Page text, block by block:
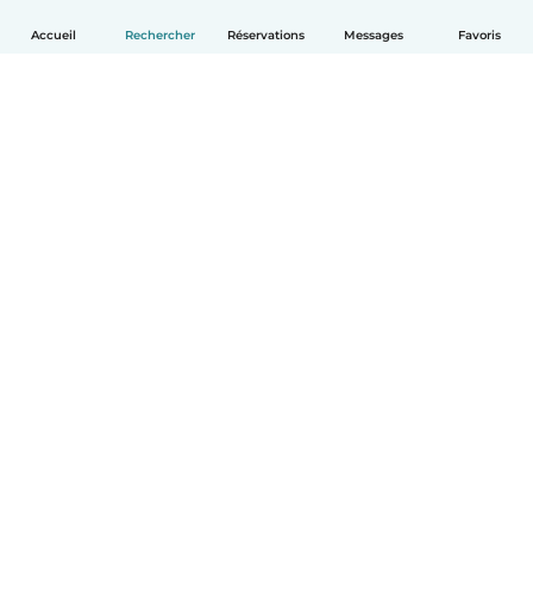
Accueil Rechercher Réservations Messages Favoris